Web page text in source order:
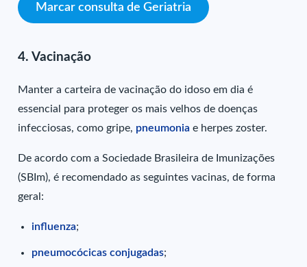
Marcar consulta de Geriatria
4. Vacinação
Manter a carteira de vacinação do idoso em dia é
essencial para proteger os mais velhos de doenças
infecciosas, como gripe, pneumonia e herpes zoster.
De acordo com a Sociedade Brasileira de Imunizações
(SBIm), é recomendado as seguintes vacinas, de forma
geral:
influenza;
pneumocócicas conjugadas;